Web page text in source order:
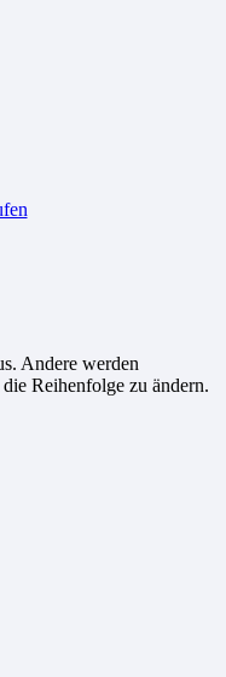
Andere werden
Reihenfolge zu ändern.